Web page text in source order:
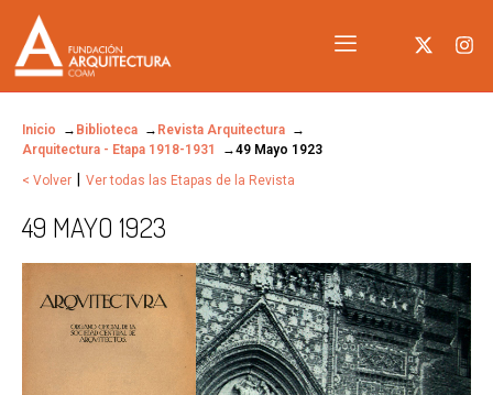
Inicio Biblioteca
Revista Arquitectura
Arquitectura - Etapa 1918-1931
49 Mayo 1923
< Volver | Ver todas las Etapas de la Revista
49 MAYO 1923